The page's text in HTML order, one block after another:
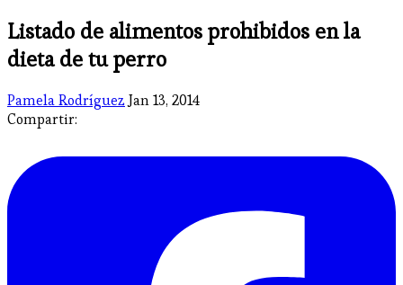
Listado de alimentos prohibidos en la
dieta de tu perro
Pamela RodríguezJan 13, 2014
Compartir: